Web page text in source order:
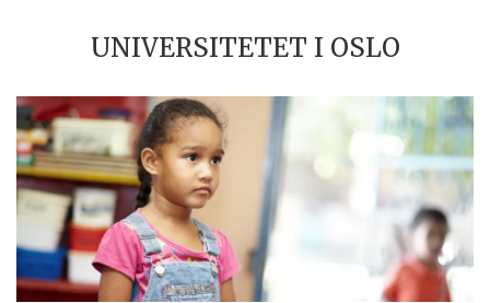
UNIVERSITETET I OSLO